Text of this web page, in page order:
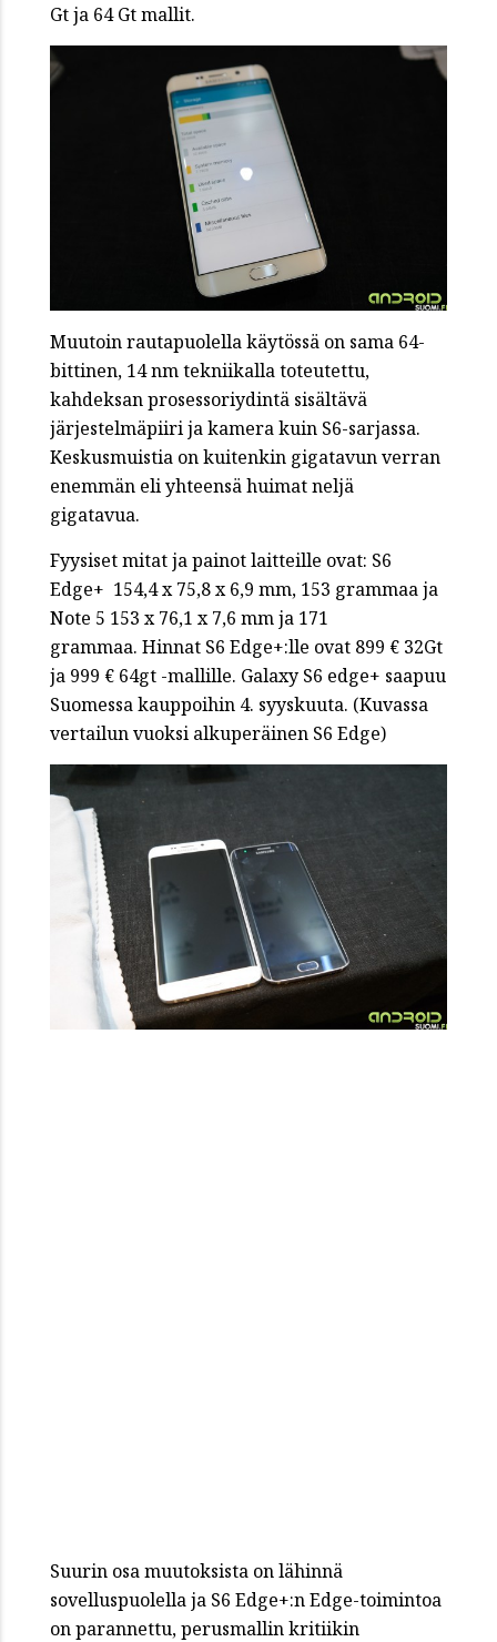
Gt ja 64 Gt mallit.
Muutoin rautapuolella käytössä on sama 64-
bittinen, 14 nm tekniikalla toteutettu,
kahdeksan prosessoriydintä sisältävä
järjestelmäpiiri ja kamera kuin S6-sarjassa.
Keskusmuistia on kuitenkin gigatavun verran
enemmän eli yhteensä huimat neljä
gigatavua.
Fyysiset mitat ja painot laitteille ovat: S6
Edge+ 154,4 x 75,8 x 6,9 mm, 153 grammaa ja
Note 5 153 x 76,1 x 7,6 mm ja 171
grammaa. Hinnat S6 Edge+:lle ovat 899 € 32Gt
ja 999 € 64gt -mallille. Galaxy S6 edge+ saapuu
Suomessa kauppoihin 4. syyskuuta. (Kuvassa
vertailun vuoksi alkuperäinen S6 Edge)
Suurin osa muutoksista on lähinnä
sovelluspuolella ja S6 Edge+:n Edge-toimintoa
on parannettu, perusmallin kritiikin